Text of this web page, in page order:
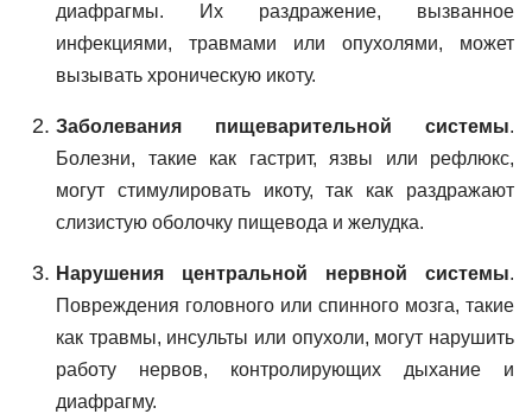
диафрагмы. Их раздражение, вызванное
инфекциями, травмами или опухолями, может
вызывать хроническую икоту.
Заболевания пищеварительной системы.
Болезни, такие как гастрит, язвы или рефлюкс,
могут стимулировать икоту, так как раздражают
слизистую оболочку пищевода и желудка.
Нарушения центральной нервной системы.
Повреждения головного или спинного мозга, такие
как травмы, инсульты или опухоли, могут нарушить
работу нервов, контролирующих дыхание и
диафрагму.